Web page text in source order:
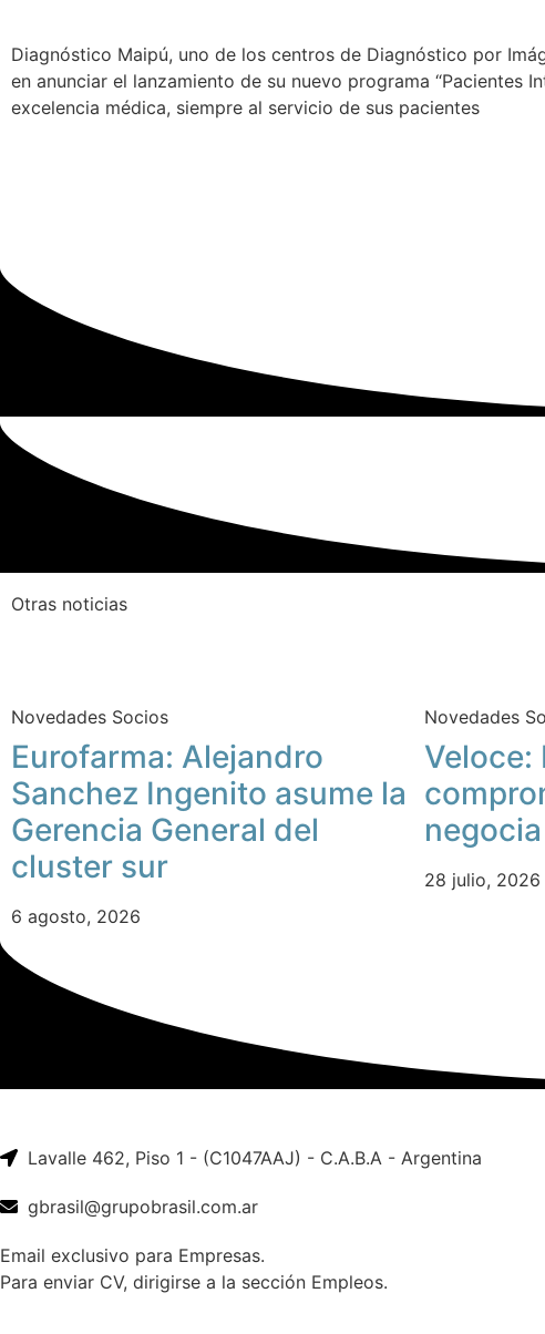
Diagnóstico Maipú, uno de los centros de Diagnóstico por
en anunciar el lanzamiento de su nuevo programa “Pacientes
excelencia médica, siempre al servicio de sus pacientes
Otras noticias
Novedades Socios
Eurofarma: Alejandro
Sanchez Ingenito asume la
Gerencia General del
cluster sur
6 agosto, 2026
Novedades
Veloce:
negocia
28 julio, 2026
Lavalle 462, Piso 1 - (C1047AAJ) - C.A.B.A - Argentina
gbrasil@grupobrasil.com.ar
Email exclusivo para Empresas.
Para enviar CV, dirigirse a la sección Empleos.